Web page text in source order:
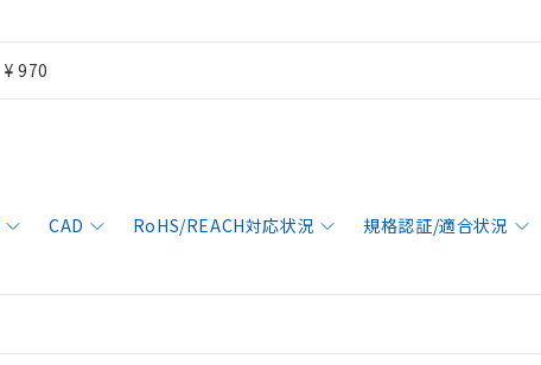
¥ 970
CAD RoHS/REACH対応状況 規格認証/適合状況